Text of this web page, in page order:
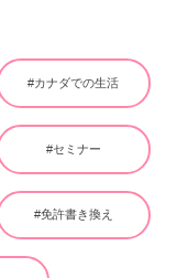
#カナダでの生活
#セミナー
#免許書き換え